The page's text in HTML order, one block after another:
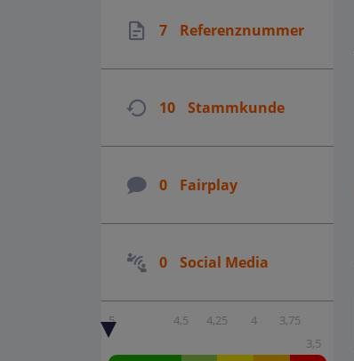
7 Referenznummer
10 Stammkunde
0 Fairplay
0 Social Media
5 4,5 4,25 4
3,75
3,5